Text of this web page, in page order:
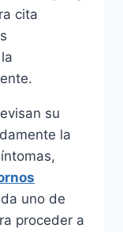
cita
su
la
uno de
proceder a